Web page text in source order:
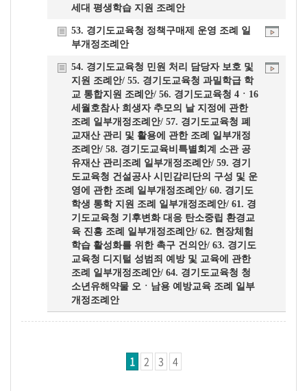
세대 평생학습 지원 조례안
53. 경기도교육청 정책구매제 운영 조례 일
부개정조례안
54. 경기도교육청 민원 처리 담당자 보호 및
지원 조례안/ 55. 경기도교육청 과밀학급 학
교 통합지원 조례안/ 56. 경기도교육청 4ㆍ16
세월호참사 희생자 추모의 날 지정에 관한
조례 일부개정조례안/ 57. 경기도교육청 폐
교재산 관리 및 활용에 관한 조례 일부개정
조례안/ 58. 경기도교육비특별회계 소관 공
유재산 관리조례 일부개정조례안/ 59. 경기
도교육청 건설공사 시민감리단의 구성 및 운
영에 관한 조례 일부개정조례안/ 60. 경기도
학생 통학 지원 조례 일부개정조례안/ 61. 경
기도교육청 기후변화 대응 탄소중립 환경교
육 진흥 조례 일부개정조례안/ 62. 현장체험
학습 활성화를 위한 촉구 건의안/ 63. 경기도
교육청 디지털 성범죄 예방 및 교육에 관한
조례 일부개정조례안/ 64. 경기도교육청 청
소년유해약물 오ㆍ남용 예방교육 조례 일부
개정조례안
1 2 3 4